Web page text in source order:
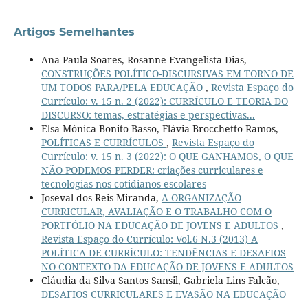
Artigos Semelhantes
Ana Paula Soares, Rosanne Evangelista Dias,
CONSTRUÇÕES POLÍTICO-DISCURSIVAS EM TORNO DE
UM TODOS PARA/PELA EDUCAÇÃO , Revista Espaço do
Currículo: v. 15 n. 2 (2022): CURRÍCULO E TEORIA DO
DISCURSO: temas, estratégias e perspectivas...
Elsa Mónica Bonito Basso, Flávia Brocchetto Ramos,
POLÍTICAS E CURRÍCULOS , Revista Espaço do
Currículo: v. 15 n. 3 (2022): O QUE GANHAMOS, O QUE
NÃO PODEMOS PERDER: criações curriculares e
tecnologias nos cotidianos escolares
Joseval dos Reis Miranda, A ORGANIZAÇÃO
CURRICULAR, AVALIAÇÃO E O TRABALHO COM O
PORTFÓLIO NA EDUCAÇÃO DE JOVENS E ADULTOS ,
Revista Espaço do Currículo: Vol.6 N.3 (2013) A
POLÍTICA DE CURRÍCULO: TENDÊNCIAS E DESAFIOS
NO CONTEXTO DA EDUCAÇÃO DE JOVENS E ADULTOS
Cláudia da Silva Santos Sansil, Gabriela Lins Falcão,
DESAFIOS CURRICULARES E EVASÃO NA EDUCAÇÃO